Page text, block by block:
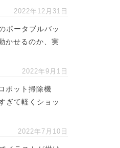
2022年12月31日
ポータブルバッ
かせるのか、実
2022年9月1日
ボット掃除機
ぎて軽くショッ
2022年7月10日